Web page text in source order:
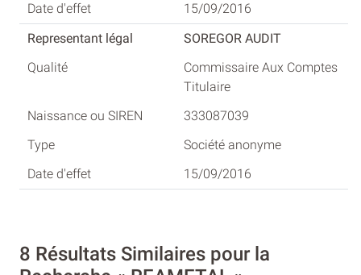
15/09/2016
SOREGOR AUDIT
Commissaire Aux Comptes
Titulaire
333087039
Société anonyme
15/09/2016
8 Résultats Similaires pour la